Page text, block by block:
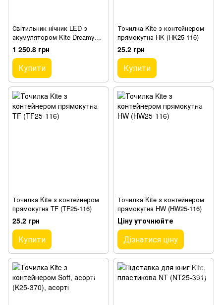
Світильник нічник LED з
акумулятором Kite Dreamy
Bunny K25-315-1-1, білий
1 250.8 грн
Купити
Точилка Kite з контейнером
прямокутна HK (HK25-116)
25.2 грн
Купити
Точилка Kite з контейнером
прямокутна TF (TF25-116)
25.2 грн
Купити
Точилка Kite з контейнером
прямокутна HW (HW25-116)
Ціну уточнюйте
Дізнатися ціну